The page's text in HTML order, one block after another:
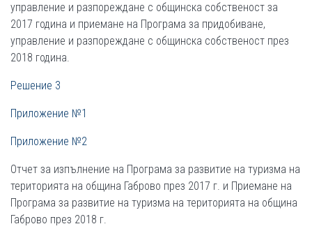
управление и разпореждане с общинска собственост за
2017 година и приемане на Програма за придобиване,
управление и разпореждане с общинска собственост през
2018 година.
Решение 3
Приложение №1
Приложение №2
Отчет за изпълнение на Програма за развитие на туризма на
територията на община Габрово през 2017 г. и Приемане на
Програма за развитие на туризма на територията на община
Габрово през 2018 г.